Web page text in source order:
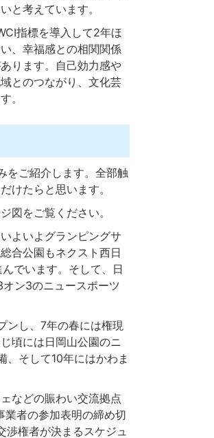
と考えています。
指標を導入して2年ほ
、幸福感との相関関係
ります。自己効力感や
とのつながり、文化芸
。
をご紹介します。全部触
けたらと思います。
図をご覧ください。
よいよグランピングサ
合公園もネクスト西日
でいます。そして、日
ン3のニュースポーツ
ンし、7年の春には権現
頃には日岡山公園のニ
、そして10年にはかわま
などの賑わい交流拠点
業者の参加表明の締め切
権者が決まるスケジュ